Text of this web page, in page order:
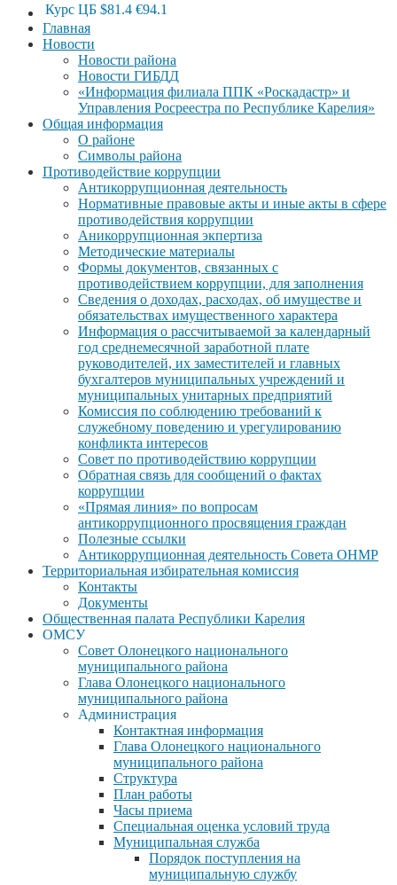
Курс ЦБ $81.4 €94.1
Главная
Новости
Новости района
Новости ГИБДД
«Информация филиала ППК «Роскадастр» и
Управления Росреестра по Республике Карелия»
Общая информация
О районе
Символы района
Противодействие коррупции
Антикоррупционная деятельность
Нормативные правовые акты и иные акты в сфере
противодействия коррупции
Аникоррупционная экпертиза
Методические материалы
Формы документов, связанных с
противодействием коррупции, для заполнения
Сведения о доходах, расходах, об имуществе и
обязательствах имущественного характера
Информация о рассчитываемой за календарный
год среднемесячной заработной плате
руководителей, их заместителей и главных
бухгалтеров муниципальных учреждений и
муниципальных унитарных предприятий
Комиссия по соблюдению требований к
служебному поведению и урегулированию
конфликта интересов
Совет по противодействию коррупции
Обратная связь для сообщений о фактах
коррупции
«Прямая линия» по вопросам
антикоррупционного просвящения граждан
Полезные ссылки
Антикоррупционная деятельность Совета ОНМР
Территориальная избирательная комиссия
Контакты
Документы
Общественная палата Республики Карелия
ОМСУ
Совет Олонецкого национального
муниципального района
Глава Олонецкого национального
муниципального района
Администрация
Контактная информация
Глава Олонецкого национального
муниципального района
Структура
План работы
Часы приема
Специальная оценка условий труда
Муниципальная служба
Порядок поступления на
муниципальную службу